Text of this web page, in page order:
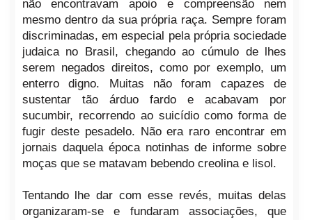
não encontravam apoio e compreensão nem
mesmo dentro da sua própria raça. Sempre foram
discriminadas, em especial pela própria sociedade
judaica no Brasil, chegando ao cúmulo de lhes
serem negados direitos, como por exemplo, um
enterro digno. Muitas não foram capazes de
sustentar tão árduo fardo e acabavam por
sucumbir, recorrendo ao suicídio como forma de
fugir deste pesadelo. Não era raro encontrar em
jornais daquela época notinhas de informe sobre
moças que se matavam bebendo creolina e lisol.
Tentando lhe dar com esse revés, muitas delas
organizaram-se e fundaram associações, que